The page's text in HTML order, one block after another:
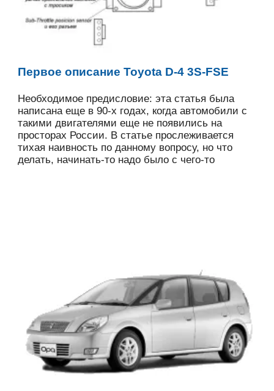
Первое описание Toyota D-4 3S-FSE
Необходимое предисловие: эта статья была
написана еще в 90-х годах, когда автомобили с
такими двигателями еще не появились на
просторах России. В статье прослеживается
тихая наивность по данному вопросу, но что
делать, начинать-то надо было с чего-то